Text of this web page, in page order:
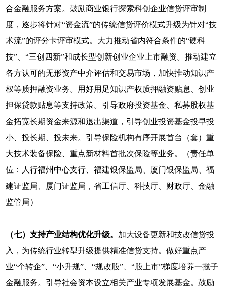
合金融服务方案。鼓励商业银行探索科创企业信贷评审制
度，逐步将针对“资金流”的传统信贷评价模式升级为针对“技
术流”的评分卡评审模式。大力推动省内符合条件的“硬科
技”、“三创四新”和成长型创新创业企业上市融资。推动建立
各方认可的无形资产中介评估和交易市场，加快推动知识产
权等质押融资业务。用好用足知识产权质押融资贴息、创业
担保贷款贴息等支持政策。引导政府投资基金、私募股权基
金拓宽长期资金来源和退出渠道，引导创业投资基金投早投
小、投长期、投未来。引导保险机构有序开展首台（套）重
大技术装备保险、重点新材料首批次保险等业务。（责任单
位：人行福州中心支行、福建银保监局、厦门银保监局、福
建证监局、厦门证监局，省工信厅、科技厅、财政厅、金融
监管局）
（七）支持产业结构优化升级。 加大设备更新和技改信贷投
入，为传统行业转型升级提供精准信贷支持。做好重点产
业“个转企”、“小升规”、“规改股”、“股上市”梯度培养一揽子
金融服务。引导社会资本设立相关产业专项发展基金。鼓励